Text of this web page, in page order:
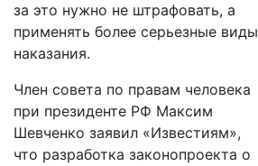
за это нужно не штрафовать, а
применять более серьезные виды
наказания.
Член совета по правам человека
при президенте РФ Максим
Шевченко заявил «Известиям»,
что разработка законопроекта о